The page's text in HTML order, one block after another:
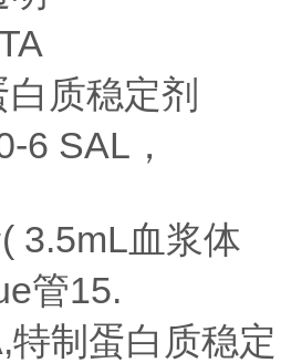
质稳定剂
6 SAL，
3.5mL血浆体
管15.
特制蛋白质稳定